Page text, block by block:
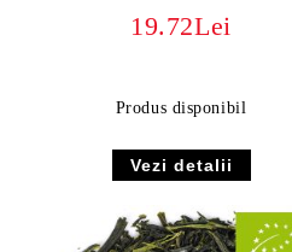
19.72Lei
Produs disponibil
Vezi detalii